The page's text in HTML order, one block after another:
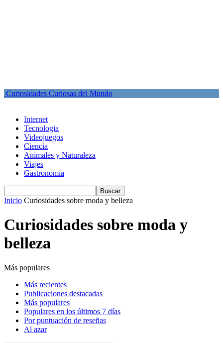
Curiosidades Curiosas del Mundo
Internet
Tecnologia
Videojuegos
Ciencia
Animales y Naturaleza
Viajes
Gastronomía
Inicio Curiosidades sobre moda y belleza
Curiosidades sobre moda y
belleza
Más populares
Más recientes
Publicaciones destacadas
Más populares
Populares en los últimos 7 días
Por puntuación de reseñas
Al azar